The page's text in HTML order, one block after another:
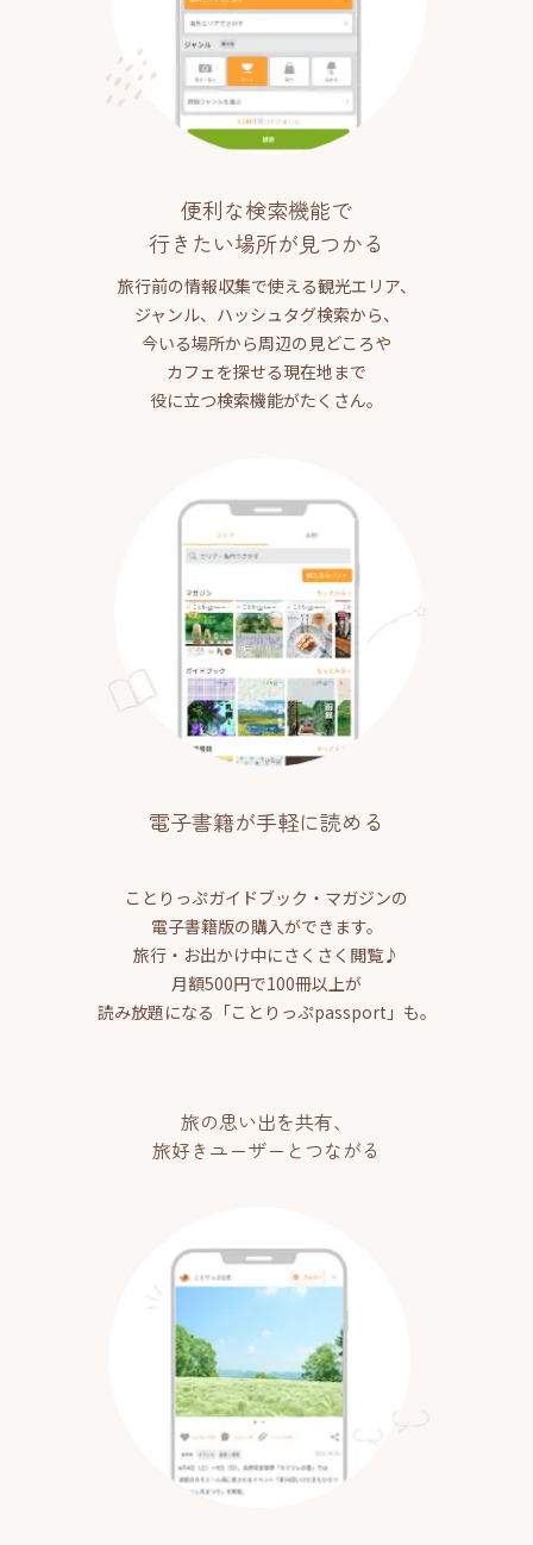
便利な検索機能で
行きたい場所が見つかる
旅行前の情報収集で使える観光エリア、
ジャンル、ハッシュタグ検索から、
今いる場所から周辺の見どころや
カフェを探せる現在地まで
役に立つ検索機能がたくさん。
電子書籍が手軽に読める
ことりっぷガイドブック・マガジンの
電子書籍版の購入ができます。
旅行・お出かけ中にさくさく閲覧♪
月額500円で100冊以上が
読み放題になる「ことりっぷpassport」も。
旅の思い出を共有、
旅好きユーザーとつながる